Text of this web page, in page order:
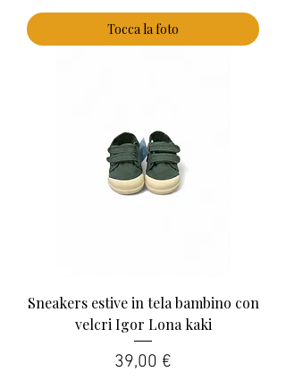
Tocca la foto
Sneakers estive in tela bambino con
velcri Igor Lona kaki
Prezzo
39,00 €